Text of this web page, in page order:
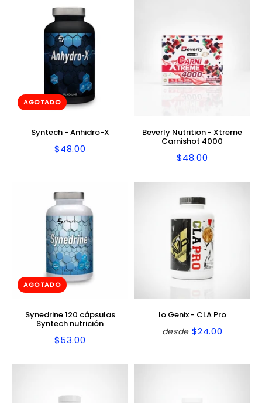
AGOTADO
Syntech - Anhidro-X
Precio
$48.00
Beverly Nutrition - Xtreme
Carnishot 4000
Precio
$48.00
AGOTADO
Synedrine 120 cápsulas
Syntech nutrición
Precio
$53.00
Io.Genix - CLA Pro
desde Precio
$24.00